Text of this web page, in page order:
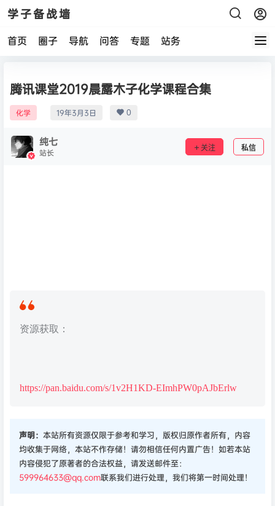
学子备战墙
首页 圈子 导航 问答 专题 站务
腾讯课堂2019晨露木子化学课程合集
化学 19年3月3日 0
纯七
站长 关注 私信
资源获取：
https://pan.baidu.com/s/1v2H1KD-EImhPW0pAJbErlw
声明： 本站所有资源仅限于参考和学习，版权归原作者所有，内容
均收集于网络，本站不作存储！请勿相信任何内置广告！如若本站
内容侵犯了原著者的合法权益，请发送邮件至：
599964633@qq.com联系我们进行处理，我们将第一时间处理！